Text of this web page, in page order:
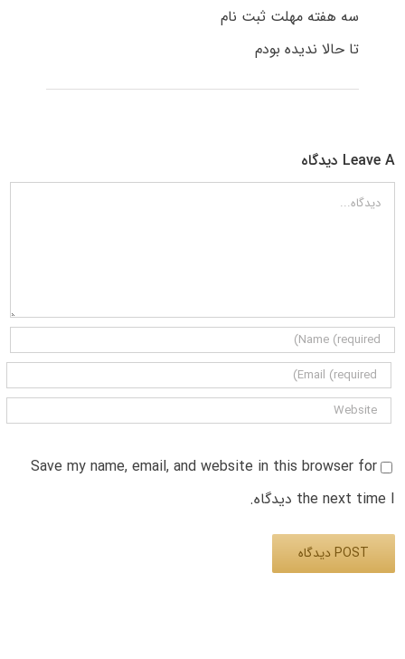
سه هفته مهلت ثبت نام
تا حالا ندیده بودم
Leave A دیدگاه
دیدگاه
Save my name, email, and website in this browser for
the next time I دیدگاه.